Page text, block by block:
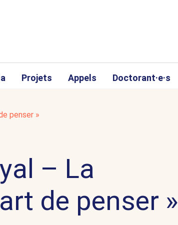
Projets Appels Doctorant·e·s
penser »
– La
de penser »